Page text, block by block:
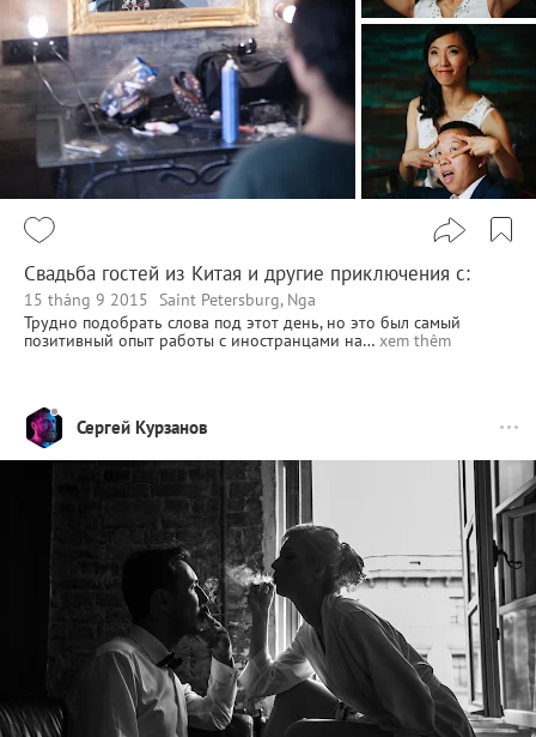
Свадьба гостей из Китая и другие приключения c:
15 tháng 9 2015
Saint Petersburg, Nga
Трудно подобрать слова под этот день, но это был самый
позитивный опыт работы с иностранцами на… xem thêm
Сергей Курзанов